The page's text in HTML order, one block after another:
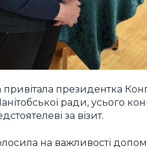
президентка
ради, усього
за візит.
на важливості